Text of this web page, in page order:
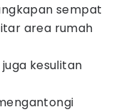
sempat
area rumah
kesulitan